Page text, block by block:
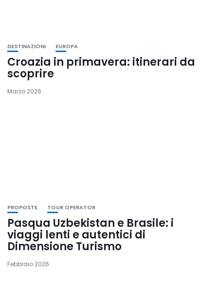
DESTINAZIONI EUROPA
Croazia in primavera: itinerari da
scoprire
Marzo 2026
PROPOSTE TOUR OPERATOR
Pasqua Uzbekistan e Brasile: i
viaggi lenti e autentici di
Dimensione Turismo
Febbraio 2026